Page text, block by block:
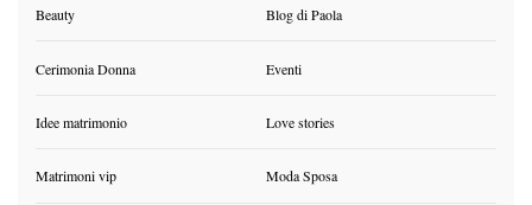
Beauty Blog di Paola
Cerimonia Donna Eventi
Idee matrimonio Love stories
Matrimoni vip Moda Sposa